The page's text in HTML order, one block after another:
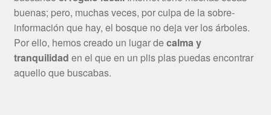
buenas; pero, muchas veces, por culpa de la sobre-
información que hay, el bosque no deja ver los árboles.
Por ello, hemos creado un lugar decalma y
tranquilidad en el que en un plis plas puedas encontrar
aquello que buscabas.